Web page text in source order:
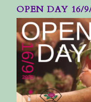
OPEN DAY 16/